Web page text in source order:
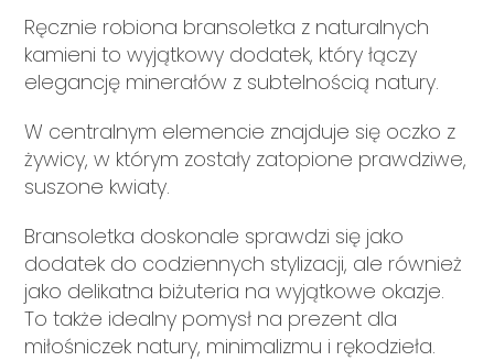
Ręcznie robiona bransoletka z naturalnych
kamieni to wyjątkowy dodatek, który łączy
elegancję minerałów z subtelnością natury.
W centralnym elemencie znajduje się oczko z
żywicy, w którym zostały zatopione prawdziwe,
suszone kwiaty.
Bransoletka doskonale sprawdzi się jako
dodatek do codziennych stylizacji, ale również
jako delikatna biżuteria na wyjątkowe okazje.
To także idealny pomysł na prezent dla
miłośniczek natury, minimalizmu i rękodzieła.